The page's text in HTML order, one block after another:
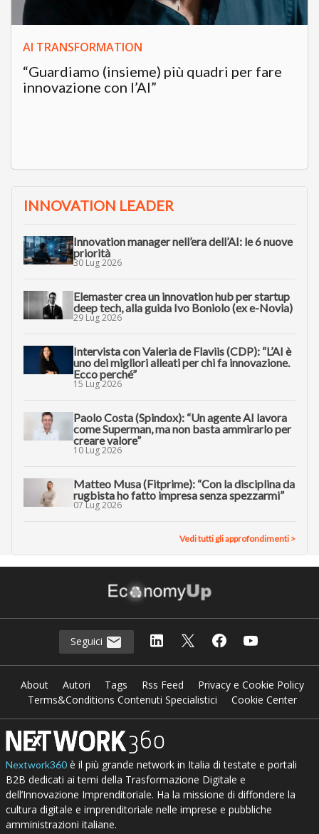
AI TRANSFORMATION
“Guardiamo (insieme) più quadri per fare
innovazione con l’AI”
INNOVATION LEADER
Innovation manager nell’era dell’AI: le 6 nuove
priorità
30 Lug 2026
Elemaster crea un innovation hub per startup
deep tech, alla guida Ivo Boniolo (ex e-Novia)
29 Lug 2026
Intervista con Valeria de Flaviis (CDP): “L’AI è
uno dei migliori alleati per chi fa innovazione.
Ecco perché”
15 Lug 2026
Paolo Costa (Spindox): “Un agente AI lavora
come Superman, ma non basta ammirarlo per
creare valore”
10 Lug 2026
Matteo Musa (Fitprime): “Con la disciplina da
rugbista ho fatto impresa senza spezzarmi”
07 Lug 2026
Vedi tutti gli approfondimenti >
Seguici
About Autori Tags Rss Feed
Privacy e Cookie Policy
Terms&Conditions Contenuti Specialistici
Cookie Center
Nextwork360è il più grande network in Italia di testate e portali
B2B dedicati ai temi della Trasformazione Digitale e
dell’Innovazione Imprenditoriale. Ha la missione di diffondere la
cultura digitale e imprenditoriale nelle imprese e pubbliche
amministrazioni italiane.